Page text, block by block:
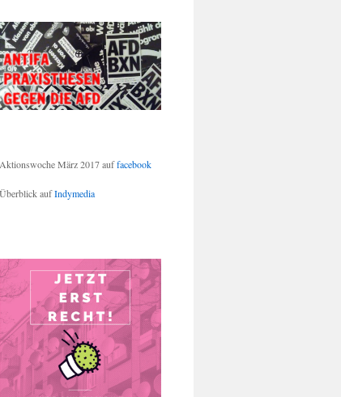
Aktionswoche März 2017 auffacebook
Überblick aufIndymedia